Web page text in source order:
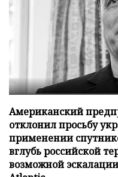
Американский
отклонил просьбу
применении
вглубь российской
возможной